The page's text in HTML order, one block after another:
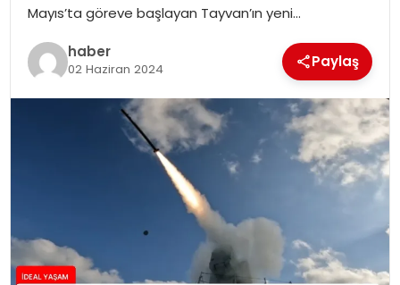
SOSYAL HABER
Mayıs’ta göreve başlayan Tayvan’ın yeni…
haber
02 Haziran 2024 Paylaş